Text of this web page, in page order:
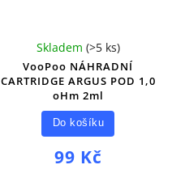
VooPoo NÁHRADNÍ
CARTRIDGE ARGUS POD 1,0
oHm 2ml
Skladem (>5 ks)
99 Kč
Do košíku